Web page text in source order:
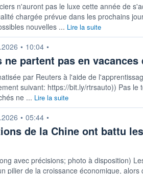
n'auront pas le luxe cette année de
chargée prévue dans les prochains
nouvelles ... Lire la suite
par • 10:04 •
ne partent pas en vacances
par Reuters à l'aide de
suivant: https://bit.ly/rtrsauto)) Pas
ne ... Lire la suite
par • 05:44 •
de la Chine ont battu
avec précisions; photo à disposition)
pilier de la croissance économique,